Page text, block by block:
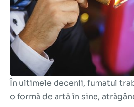
În ultimele decenii, fumatul
o formă de artă în sine,